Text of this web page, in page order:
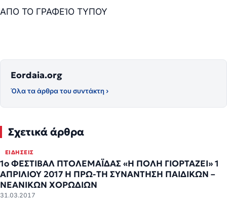
ΑΠΟ ΤΟ ΓΡΑΦΕΊΟ ΤΥΠΟΥ
Eordaia.org
Όλα τα άρθρα του συντάκτη ›
Σχετικά άρθρα
ΕΙΔΉΣΕΙΣ
1ο ΦΕΣΤΙΒΑΛ ΠΤΟΛΕΜΑΪΔΑΣ «Η ΠΟΛΗ ΓΙΟΡΤΑΖΕΙ» 1
ΑΠΡΙΛΙΟΥ 2017 Η ΠΡΩ-ΤΗ ΣΥΝΑΝΤΗΣΗ ΠΑΙΔΙΚΩΝ –
ΝΕΑΝΙΚΩΝ ΧΟΡΩΔΙΩΝ
31.03.2017